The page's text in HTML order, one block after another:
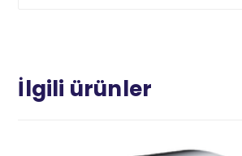
İlgili ürünler